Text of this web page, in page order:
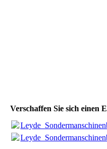
Verschaffen Sie sich einen